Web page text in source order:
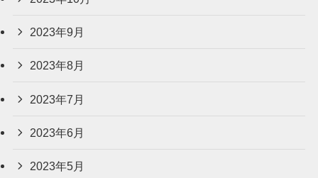
2023年9月
2023年8月
2023年7月
2023年6月
2023年5月